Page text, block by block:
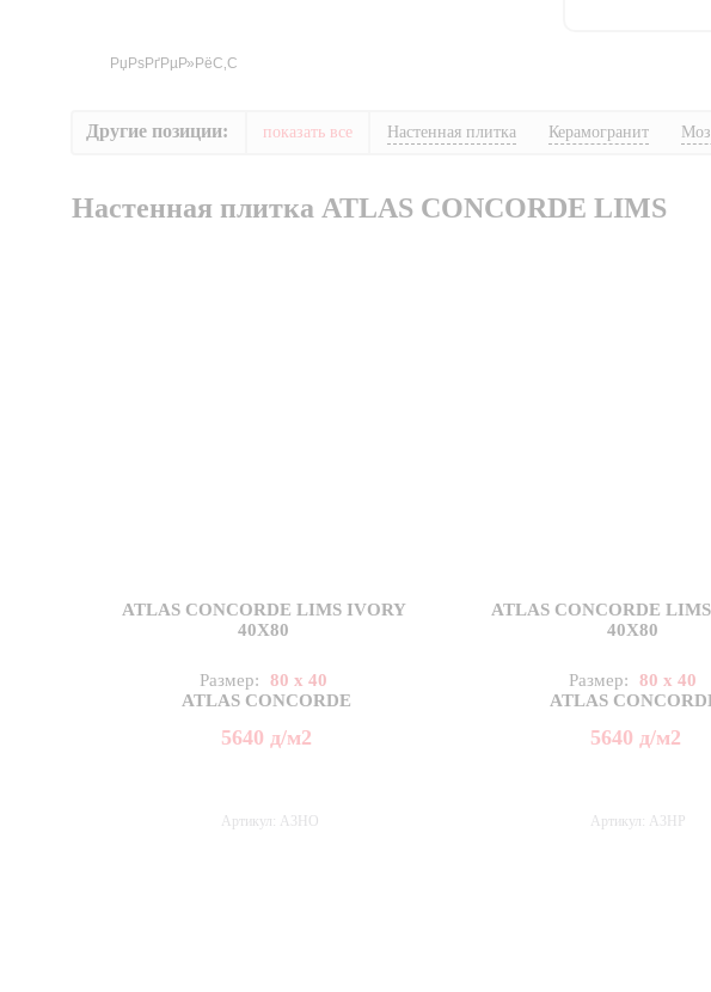
Другие позиции: показать все Настенная плитка Керамогранит
Настенная плитка ATLAS CONCORDE LIMS
ATLAS CONCORDE LIMS IVORY
40X80
Размер:
80 x 40
ATLAS CONCORDE
5640 д/м2
Артикул: A3HO
ATLAS CONCORDE
40X80
Размер:
80 x 40
ATLAS
5640 д/м2
Артикул: A3HP